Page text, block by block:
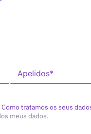
Como tratamos os seus
meus dados.